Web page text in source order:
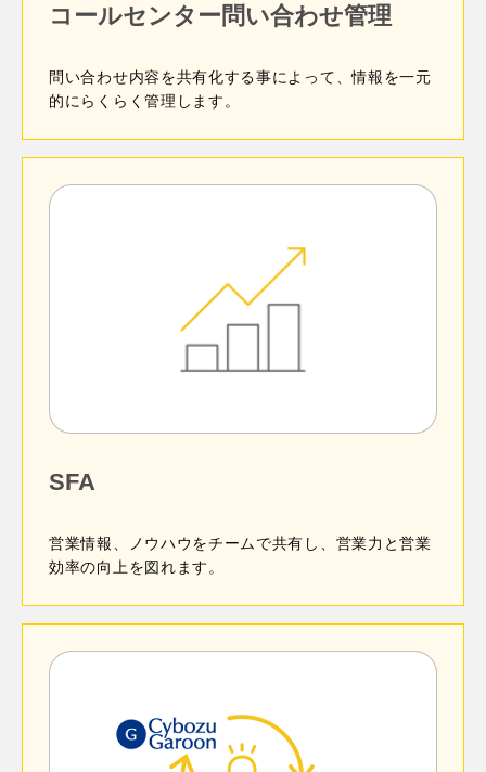
コールセンター問い合わせ管理
問い合わせ内容を共有化する事によって、情報を一元
的にらくらく管理します。
SFA
営業情報、ノウハウをチームで共有し、営業力と営業
効率の向上を図れます。